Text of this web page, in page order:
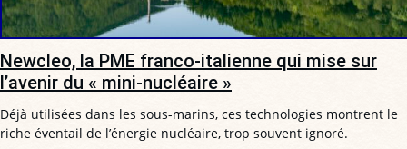
Newcleo, la PME franco-italienne qui mise sur
l’avenir du « mini-nucléaire »
Déjà utilisées dans les sous-marins, ces technologies montrent le
riche éventail de l’énergie nucléaire, trop souvent ignoré.